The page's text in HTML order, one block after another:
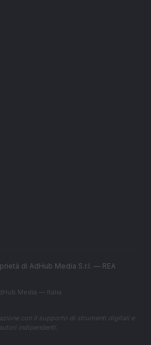
di AdHub Media S.r.l. — REA
Media — Italia
con il supporto di strumenti digitali e
indipendenti.